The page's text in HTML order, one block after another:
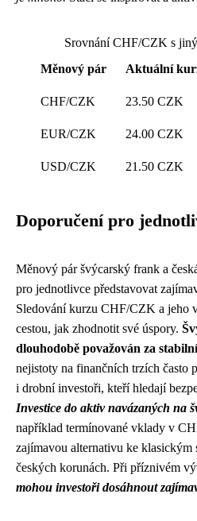
Srovnání CHF/CZK s
Měnový pár
Aktuální
CHF/CZK 23.50 CZK
EUR/CZK 24.00 CZK
USD/CZK 21.50 CZK
Doporučení pro
Měnový pár švýcarský frank a
pro jednotlivce představovat
Sledování kurzu CHF/CZK a jeho
cestou, jak zhodnotit své úspory.
dlouhodobě považován za
nejistoty na finančních trzích často
i drobní investoři, kteří hledají
Investice do aktiv navázaných na
například termínované vklady v
zajímavou alternativu ke
českých korunách. Při příznivém
mohou investoři dosáhnout